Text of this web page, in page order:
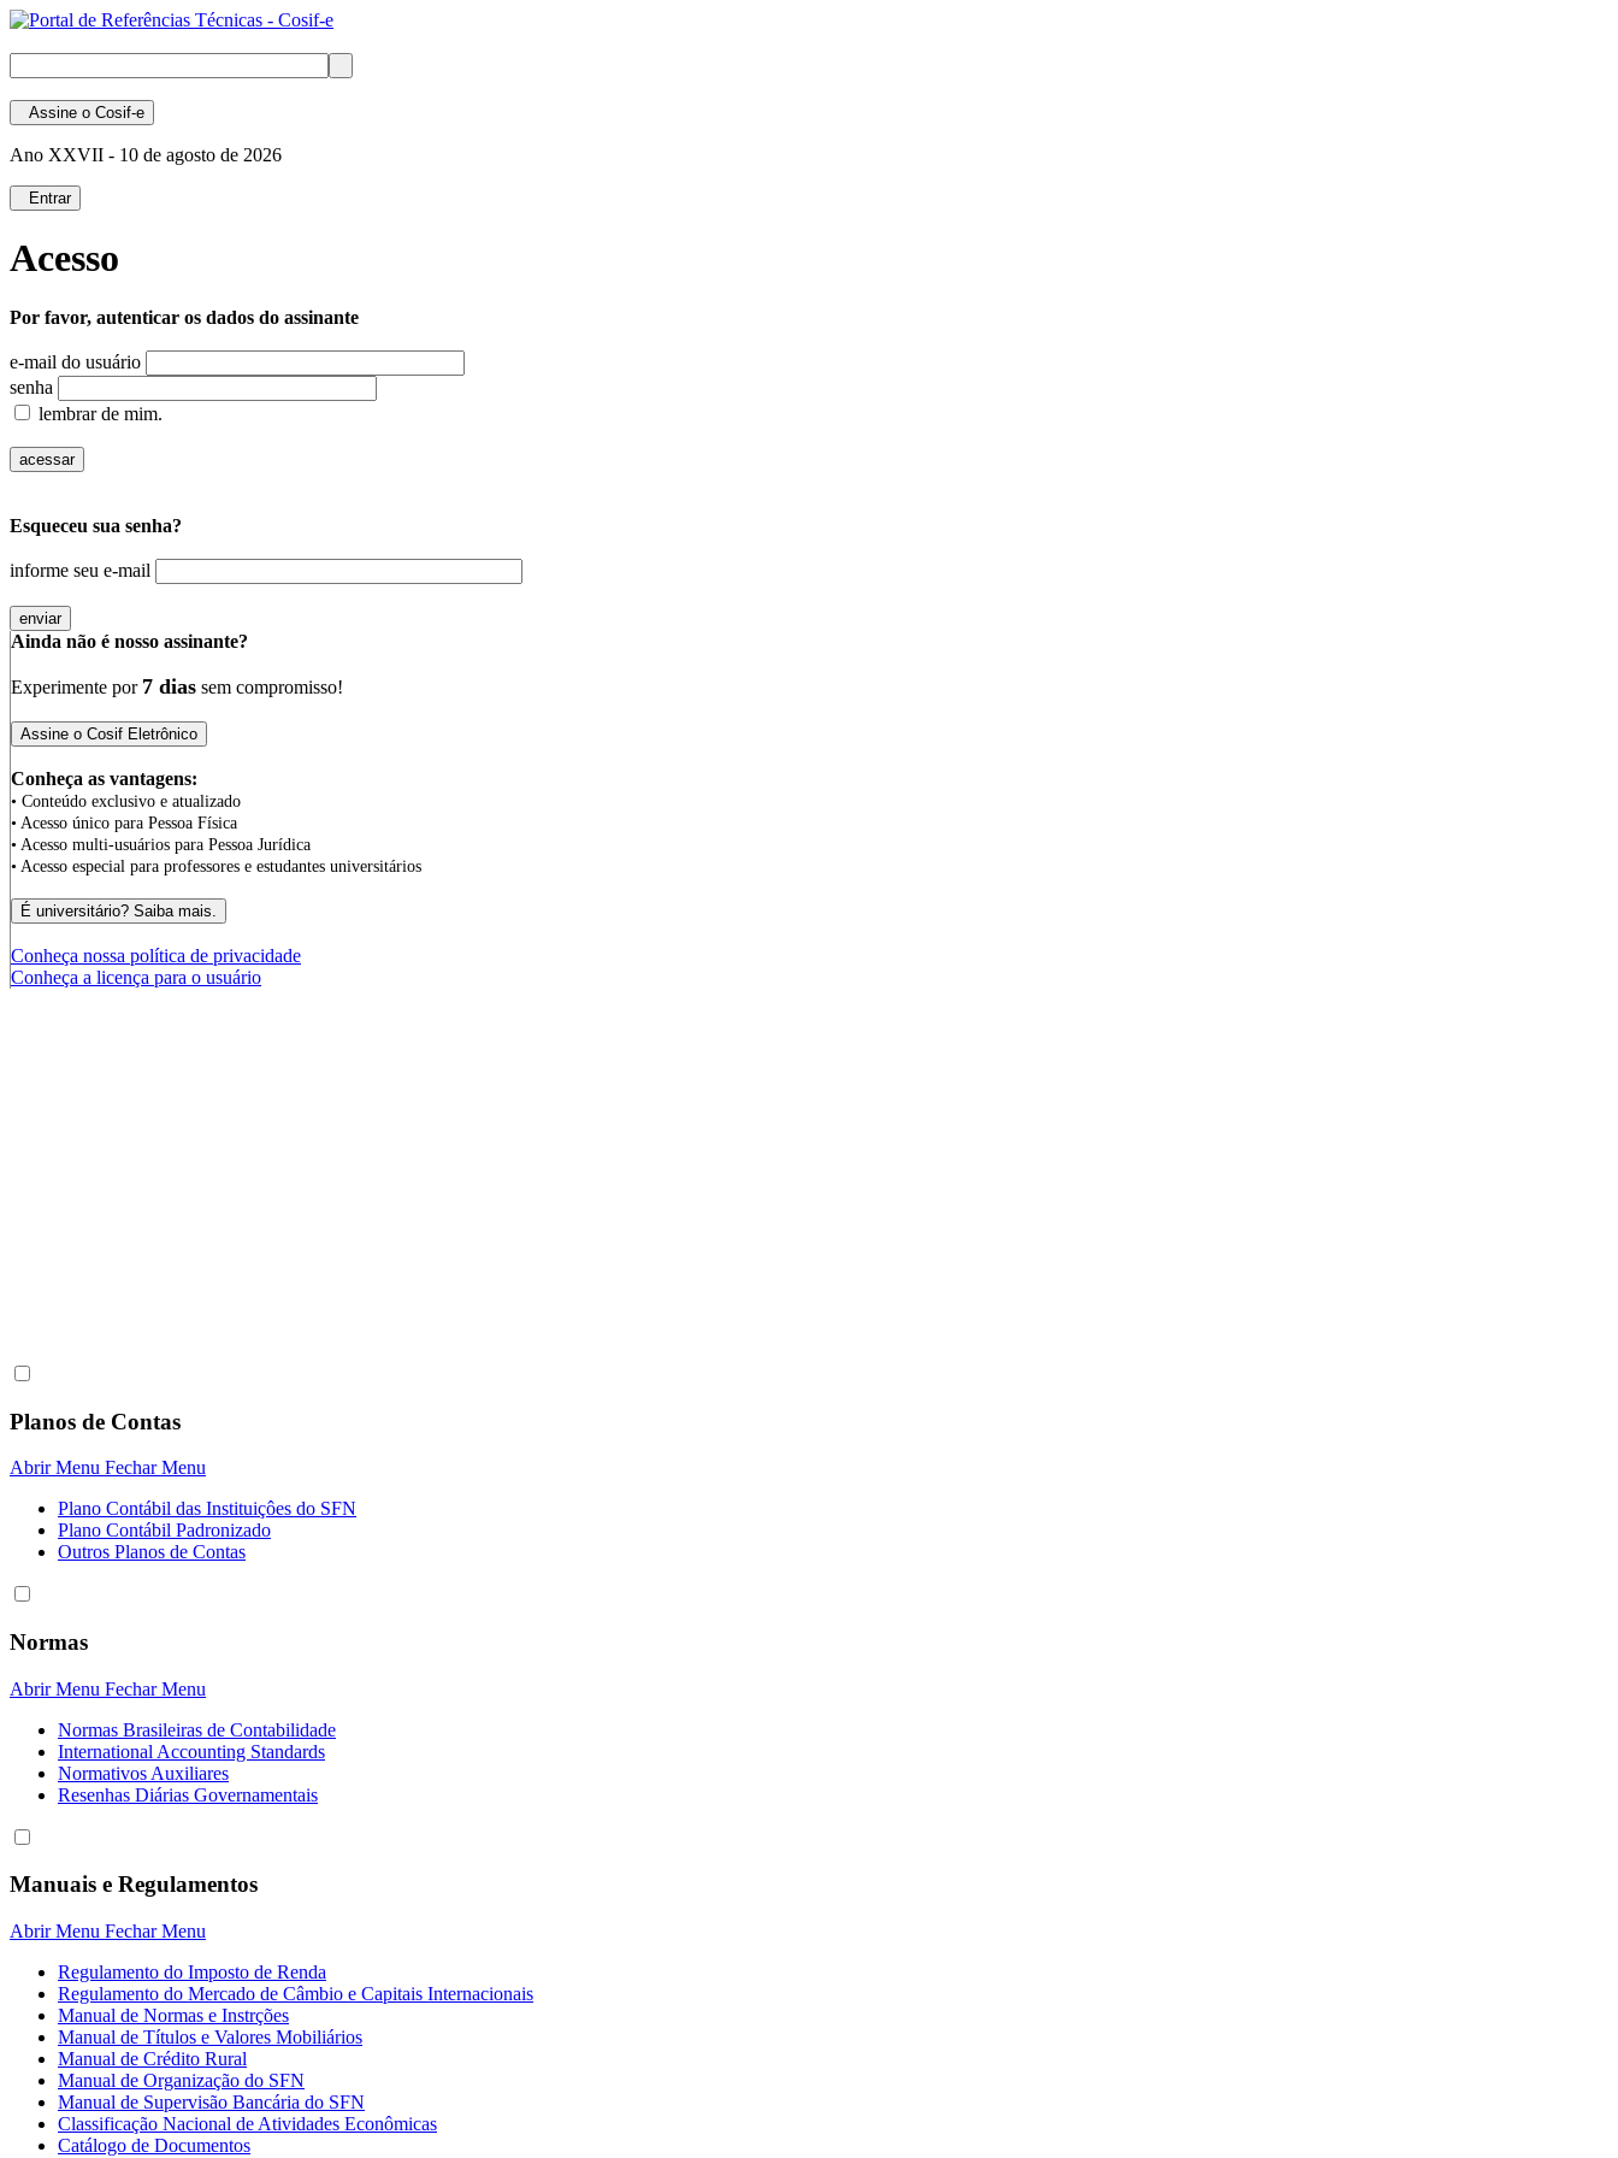
Assine o Cosif-e
Ano XXVII - 10 de agosto de 2026
Entrar
Acesso
Por favor, autenticar os dados do assinante
e-mail do usuário
senha
lembrar de mim.
Esqueceu sua senha?
informe seu e-mail
Ainda não é nosso assinante?
Experimente por 7 dias sem compromisso!
Conheça as vantagens:
• Conteúdo exclusivo e atualizado
• Acesso único para Pessoa Física
• Acesso multi-usuários para Pessoa Jurídica
• Acesso especial para professores e estudantes universitários
Conheça nossa política de privacidade
Conheça a licença para o usuário
Planos de Contas
Abrir Menu Fechar Menu
Plano Contábil das Instituiçôes do SFN
Plano Contábil Padronizado
Outros Planos de Contas
Normas
Abrir Menu Fechar Menu
Normas Brasileiras de Contabilidade
International Accounting Standards
Normativos Auxiliares
Resenhas Diárias Governamentais
Manuais e Regulamentos
Abrir Menu Fechar Menu
Regulamento do Imposto de Renda
Regulamento do Mercado de Câmbio e Capitais Internacionais
Manual de Normas e Instrções
Manual de Títulos e Valores Mobiliários
Manual de Crédito Rural
Manual de Organização do SFN
Manual de Supervisão Bancária do SFN
Classificação Nacional de Atividades Econômicas
Catálogo de Documentos